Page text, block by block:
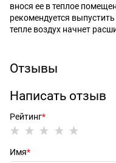
внося ее в теплое
рекомендуется
тепле воздух начнет
Отзывы
Написать отзыв
Рейтинг
Имя